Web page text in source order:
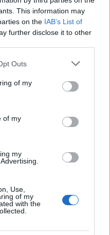
This information may
on the IAB’s List of
further disclose it to other
Outs
of my
of my
my
Use,
of my
with the